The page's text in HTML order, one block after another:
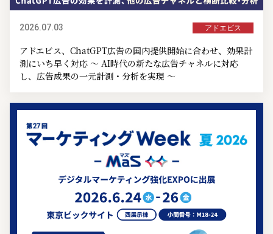
2026.07.03 アドエビス
アドエビス、ChatGPT広告の国内提供開始に合わせ、効果計
測にいち早く対応 ～ AI時代の新たな広告チャネルに対応
し、広告成果の一元計測・分析を実現 ～